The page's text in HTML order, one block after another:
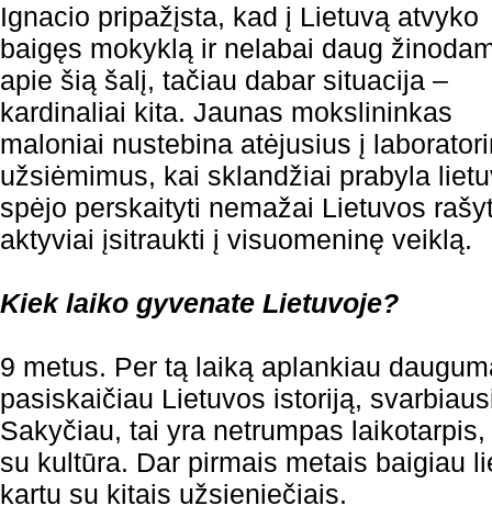
Ignacio pripažįsta, kad į Lietuvą atvyko
baigęs mokyklą ir nelabai daug
apie šią šalį, tačiau dabar situacija –
kardinaliai kita. Jaunas mokslininkas
maloniai nustebina atėjusius į
užsiėmimus, kai sklandžiai prabyla
spėjo perskaityti nemažai Lietuvos
aktyviai įsitraukti į visuomeninę veiklą.
Kiek laiko gyvenate Lietuvoje?
9 metus. Per tą laiką aplankiau
pasiskaičiau Lietuvos istoriją,
Sakyčiau, tai yra netrumpas
su kultūra. Dar pirmais metais baigiau
kartu su kitais užsieniečiais.